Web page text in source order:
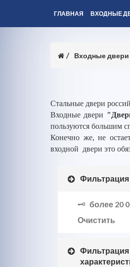
ГЛАВНАЯ ВХОДНЫЕ
Входные двери
Стальные двери
Входные двери
пользуются большим
Конечно же, не
входной двери это
Фильтрация
более 20
Очистить